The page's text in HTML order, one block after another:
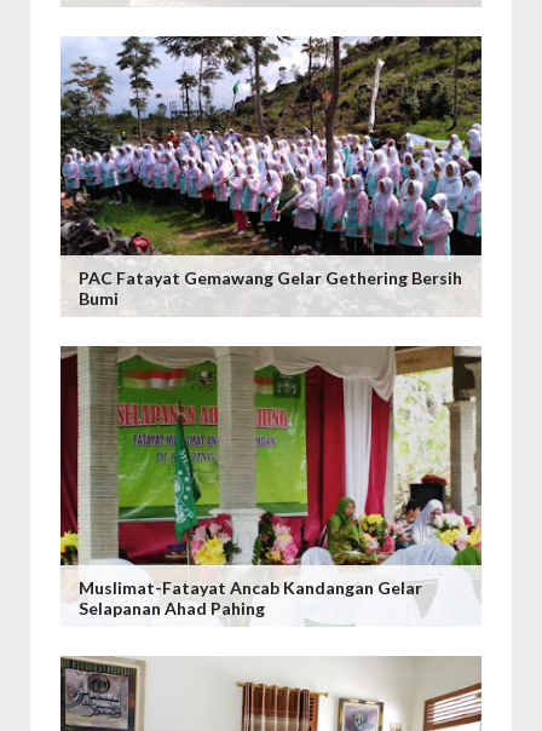
PAC Fatayat Gemawang Gelar Gethering Bersih
Bumi
Muslimat-Fatayat Ancab Kandangan Gelar
Selapanan Ahad Pahing